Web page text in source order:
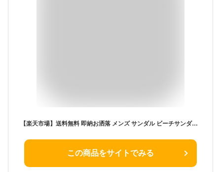
【楽天市場】送料無料 即納お洒落 メンズ サンダル ビーチサンダル 男女兼用 軽量サンダル 疲れない 疲れにくい通気性 履き心地 アウトドア 室内 スリーパー 歩きやすい アウトレット 大人気 レディース プレゼント gift送料無料：chairsking
この商品をサイトでみる